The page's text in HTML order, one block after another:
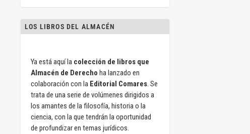
LOS LIBROS DEL ALMACÉN
Ya está aquí la colección de libros que
Almacén de Derecho ha lanzado en
colaboración con la Editorial Comares. Se
trata de una serie de volúmenes dirigidos a
los amantes de la filosofía, historia o la
ciencia, con la que tendrán la oportunidad
de profundizar en temas jurídicos.